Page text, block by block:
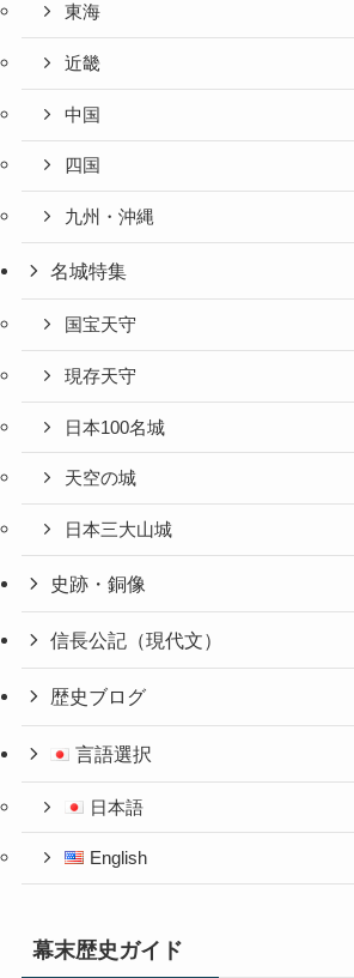
東海
近畿
中国
四国
九州・沖縄
名城特集
国宝天守
現存天守
日本100名城
天空の城
日本三大山城
史跡・銅像
信長公記（現代文）
歴史ブログ
言語選択
日本語
English
幕末歴史ガイド